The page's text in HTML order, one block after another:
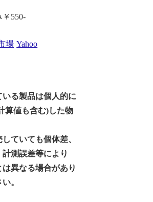
550-
場 Yahoo
る製品は個人的に
算値も含む)した物
ていても個体差、
測誤差等により
異なる場合があり
。